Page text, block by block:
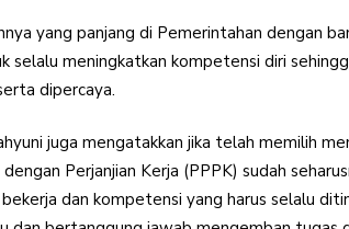
yang panjang di Pemerintahan dengan
selalu meningkatkan kompetensi diri
dipercaya.
juga mengatakkan jika telah memilih
Perjanjian Kerja (PPPK) sudah
dan kompetensi yang harus selalu